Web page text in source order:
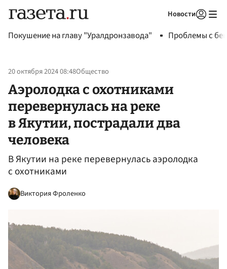
Новости
Покушение на главу "Уралдронзавода" Проблемы с
20 октября 2024 08:48Общество
Аэролодка с охотниками
перевернулась на реке
в Якутии, пострадали два
человека
В Якутии на реке перевернулась аэролодка
с охотниками
Виктория Фроленко